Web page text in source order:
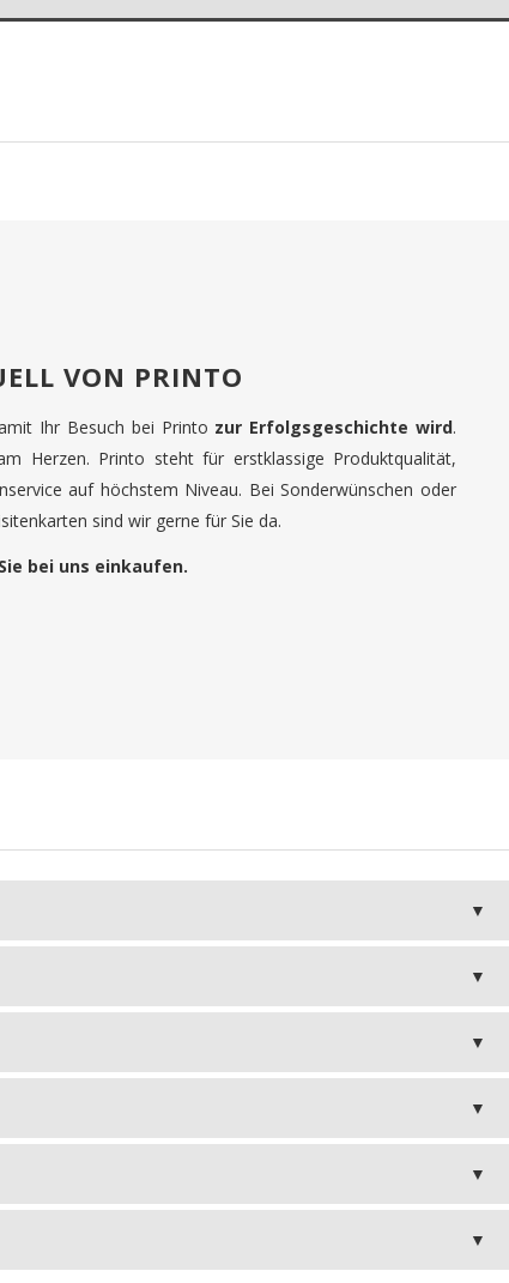
VON PRINTO
Ihr Besuch bei Printo zur Erfolgsgeschichte wird.
Herzen. Printo steht für erstklassige Produktqualität,
auf höchstem Niveau. Bei Sonderwünschen oder
sind wir gerne für Sie da.
bei uns einkaufen.